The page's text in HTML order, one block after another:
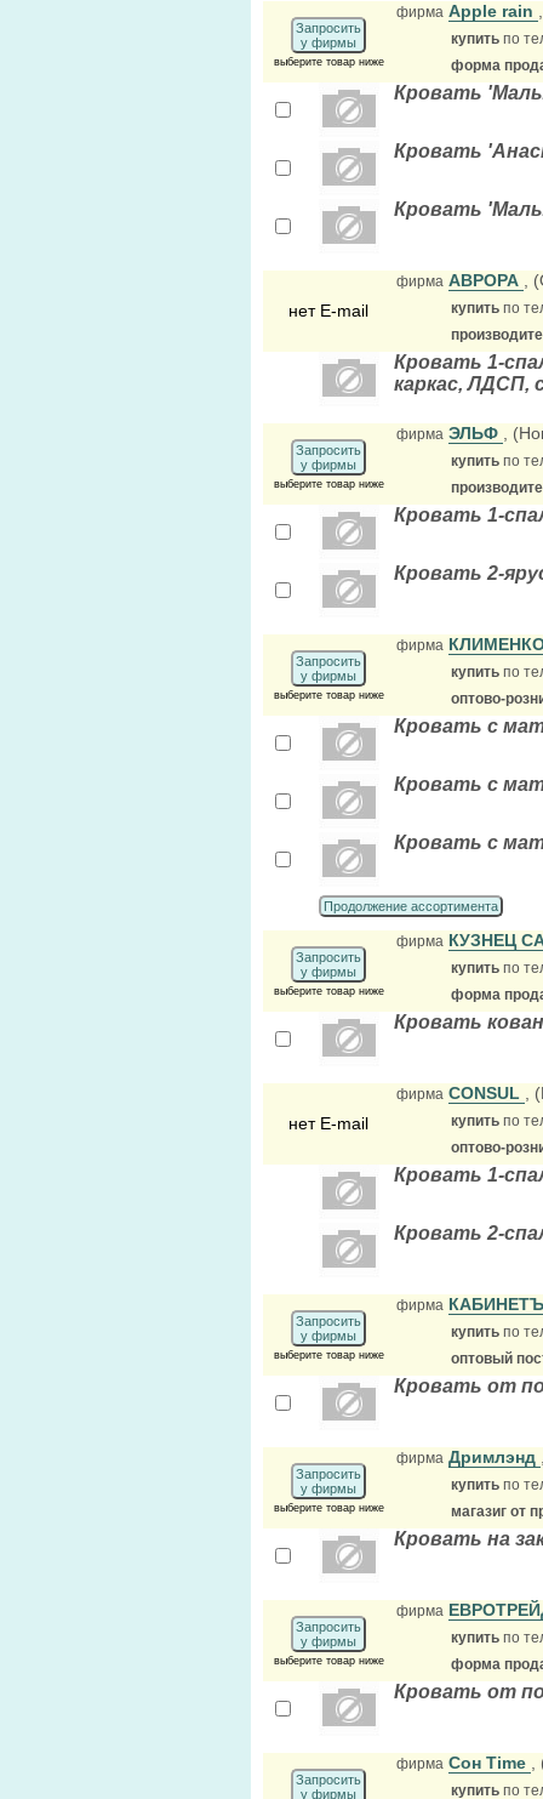
Запросить
у фирмы
выберите товар ниже
фирма Apple rain
купить по
форма
Кровать
Кровать
Кровать
нет E-mail
фирма АВРОРА ,
купить по
Кровать 1-
каркас, ЛДСП,
Запросить
у фирмы
выберите товар ниже
фирма ЭЛЬФ ,
купить по
Кровать 1-
Кровать 2-
Запросить
у фирмы
выберите товар ниже
фирма
купить по
оптово-
Кровать с
Кровать с
Кровать с
Продолжение ассортимента
Запросить
у фирмы
выберите товар ниже
фирма КУЗНЕЦ
купить по
форма
Кровать
нет E-mail
фирма CONSUL ,
купить по
оптово-
Кровать 1-
Кровать 2-
Запросить
у фирмы
выберите товар ниже
фирма
купить по
оптовый
Кровать от
Запросить
у фирмы
выберите товар ниже
фирма Дримлэнд
купить по
магазиг от
Кровать на
Запросить
у фирмы
выберите товар ниже
фирма
купить по
форма
Кровать от
Запросить
у фирмы
фирма Сон Time
купить по